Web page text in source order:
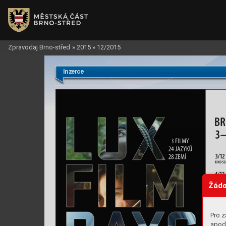
Pro
Inzerce
Zpravodaj Brno-střed » 2015 » 12/2015